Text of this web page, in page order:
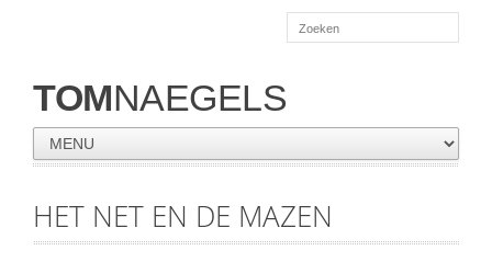
TOMNAEGELS
HET NET EN DE MAZEN